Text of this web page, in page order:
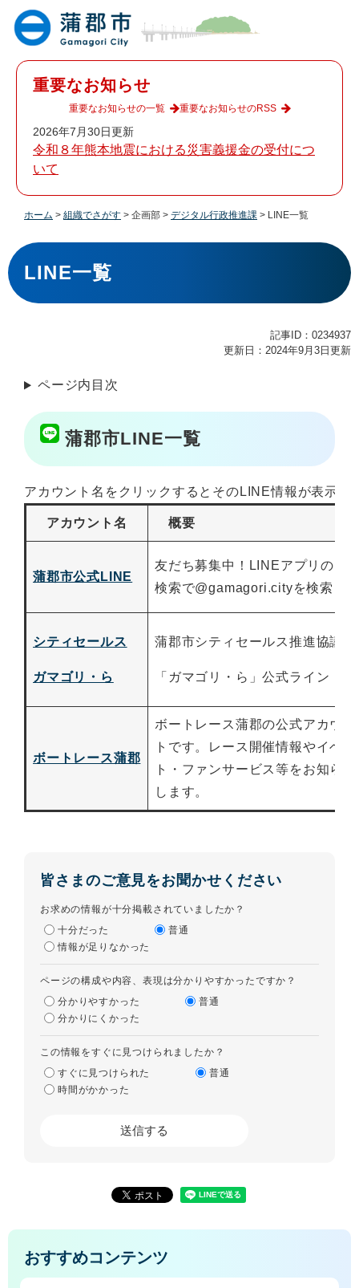
重要なお知らせ
2026年7月30日更新
令和８年熊本地震における災害義援金の受付につ
いて
重要なお知らせの一覧 重要なお知らせのRSS
ホーム > 組織でさがす > 企画部 > デジタル行政推進課 > LINE一覧
本
文
LINE一覧
記事ID：0234937
更新日：2024年9月3日更新
ページ内目次
蒲郡市LINE一覧
アカウント名をクリックするとそのLINE情報が表示さ
アカウント名 概要
蒲郡市公式LINE
友だち募集中！LINEアプリのID
検索で@gamagori.cityを検索
シティセールス
ガマゴリ・ら​
蒲郡市シティセールス推進協議会
「ガマゴリ・ら」公式ライン
ボートレース蒲郡​
ボートレース蒲郡の公式アカウン
トです。レース開催情報やイベン
ト・ファンサービス等をお知らせ
します。
皆さまのご意見をお聞かせください
お求めの情報が十分掲載されていましたか？
十分だった
普通
情報が足りなかった
ページの構成や内容、表現は分かりやすかったですか？
分かりやすかった
普通
分かりにくかった
この情報をすぐに見つけられましたか？
すぐに見つけられた
普通
時間がかかった
おすすめコンテンツ